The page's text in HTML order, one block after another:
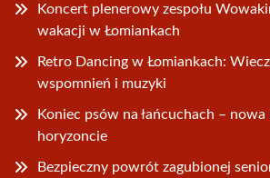
Koncert plenerowy zespołu
wakacji w Łomiankach
Retro Dancing w Łomiankach:
wspomnień i muzyki
Koniec psów na łańcuchach – nowa
horyzoncie
Bezpieczny powrót zagubionej